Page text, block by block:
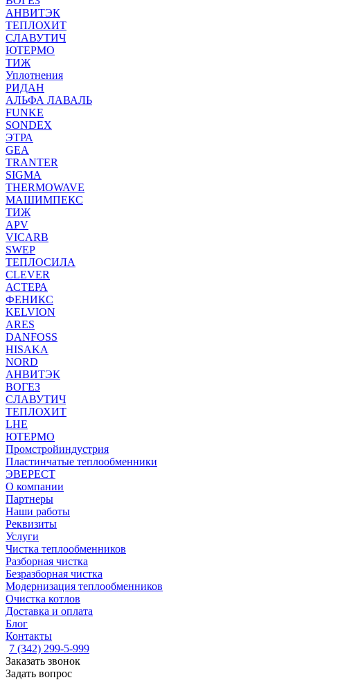
АНВИТЭК
ТЕПЛОХИТ
СЛАВУТИЧ
ЮТЕРМО
ТИЖ
Уплотнения
РИДАН
АЛЬФА ЛАВАЛЬ
FUNKE
SONDEX
ЭТРА
GEA
TRANTER
SIGMA
THERMOWAVE
МАШИМПЕКС
ТИЖ
APV
VICARB
SWEP
ТЕПЛОСИЛА
CLEVER
АСТЕРА
ФЕНИКС
KELVION
ARES
DANFOSS
HISAKA
NORD
АНВИТЭК
ВОГЕЗ
СЛАВУТИЧ
ТЕПЛОХИТ
LHE
ЮТЕРМО
Промстройиндустрия
Пластинчатые теплообменники
ЭВЕРЕСТ
О компании
Партнеры
Наши работы
Реквизиты
Услуги
Чистка теплообменников
Разборная чистка
Безразборная чистка
Модернизация теплообменников
Очистка котлов
Доставка и оплата
Блог
Контакты
7 (342) 299-5-999
Заказать звонок
Задать вопрос